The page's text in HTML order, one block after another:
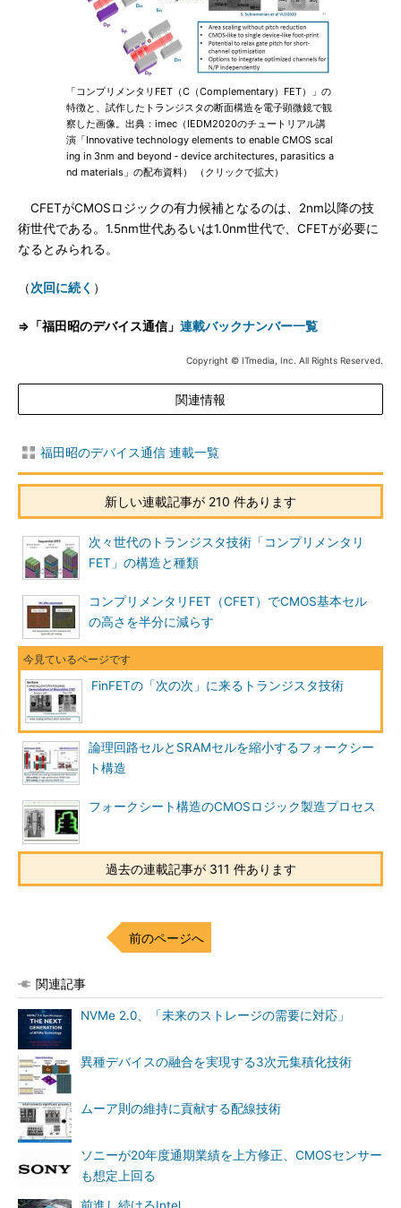
「コンプリメンタリFET（C（Complementary）FET）」の
特徴と、試作したトランジスタの断面構造を電子顕微鏡で観
察した画像。出典：imec（IEDM2020のチュートリアル講
演「Innovative technology elements to enable CMOS scal
ing in 3nm and beyond ‐ device architectures, parasitics a
nd materials」の配布資料） （クリックで拡大）
CFETがCMOSロジックの有力候補となるのは、2nm以降の技
術世代である。1.5nm世代あるいは1.0nm世代で、CFETが必要に
なるとみられる。
（次回に続く ）
⇒「福田昭のデバイス通信」 連載バックナンバー一覧
Copyright © ITmedia, Inc. All Rights Reserved.
関連情報
福田昭のデバイス通信 連載一覧
新しい連載記事が 210 件あります
次々世代のトランジスタ技術「コンプリメンタリ
FET」の構造と種類
コンプリメンタリFET（CFET）でCMOS基本セル
の高さを半分に減らす
FinFETの「次の次」に来るトランジスタ技術
論理回路セルとSRAMセルを縮小するフォークシー
ト構造
フォークシート構造のCMOSロジック製造プロセス
過去の連載記事が 311 件あります
前のページへ
関連記事
NVMe 2.0、「未来のストレージの需要に対応」
異種デバイスの融合を実現する3次元集積化技術
ムーア則の維持に貢献する配線技術
ソニーが20年度通期業績を上方修正、CMOSセンサー
も想定上回る